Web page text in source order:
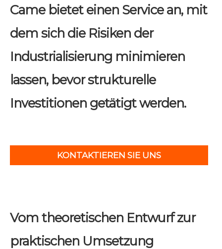
Came bietet einen Service an, mit
dem sich die Risiken der
Industrialisierung minimieren
lassen, bevor strukturelle
Investitionen getätigt werden.
KONTAKTIEREN SIE UNS
Vom theoretischen Entwurf zur
praktischen Umsetzung